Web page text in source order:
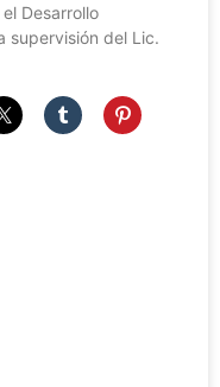
Desarrollo
supervisión del Lic.